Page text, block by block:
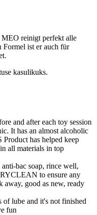
reinigt perfekt alle
Formel ist er auch für
kasulikuks.
and after each toy session
It has an almost alcoholic
has helped keep
all materials in top
bac soap, rince well,
to ensure any
away, good as new, ready
of lube and it's not finished
fun